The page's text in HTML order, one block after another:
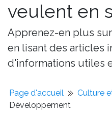
veulent en
Apprenez-en plus
en lisant des articles
d'informations utiles
Page d'accueil
Culture
Développement